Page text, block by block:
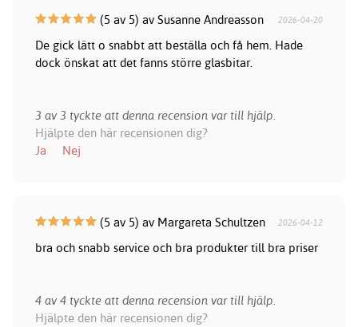
(5 av 5) av Susanne Andreasson 2026-04-20
De gick lätt o snabbt att beställa och få hem. Hade
dock önskat att det fanns större glasbitar.
3 av 3 tyckte att denna recension var till hjälp.
Hjälpte den här recensionen dig?
Ja
Nej
(5 av 5) av Margareta Schultzen 2026-04-12
bra och snabb service och bra produkter till bra priser
4 av 4 tyckte att denna recension var till hjälp.
Hjälpte den här recensionen dig?